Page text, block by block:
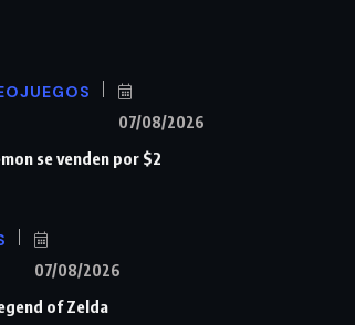
07/08/2026
se venden por $2
07/08/2026
of Zelda